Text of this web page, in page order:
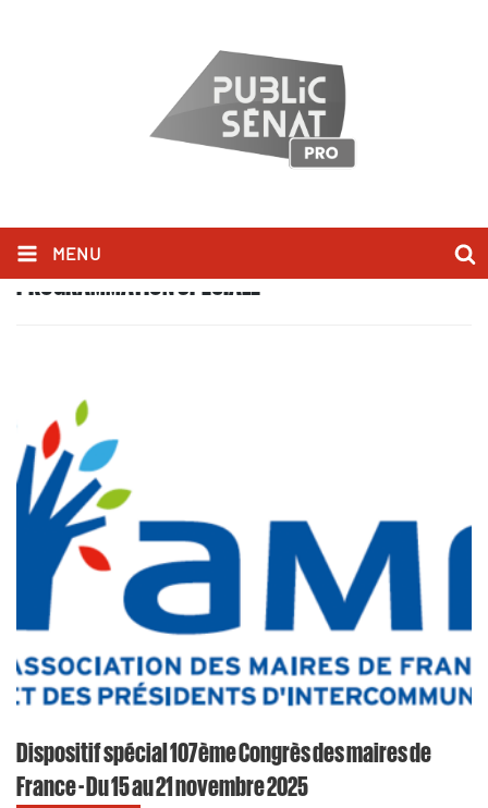
MENU
PROGRAMMATION SPÉCIALE
Dispositif spécial 107ème Congrès des maires de
France - Du 15 au 21 novembre 2025